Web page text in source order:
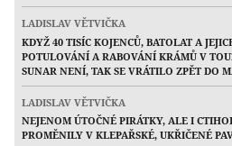
LADISLAV VĚTVIČKA
KDYŽ 40 TISÍC KOJENCŮ, BATOLAT A
POTULOVÁNÍ A RABOVÁNÍ KRÁMŮ V
SUNAR NENÍ, TAK SE VRÁTILO ZPĚT DO
LADISLAV VĚTVIČKA
NEJENOM ÚTOČNÉ PIRÁTKY, ALE I
PROMĚNILY V KLEPAŘSKÉ, UKŘIČENÉ